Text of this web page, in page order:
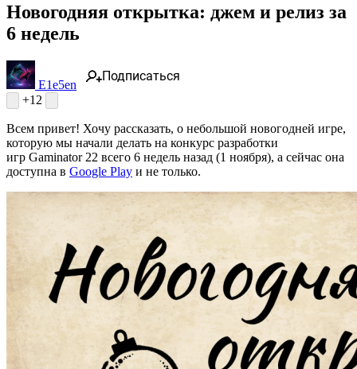
Новогодняя открытка: джем и релиз за
6 недель
E1e5en
Подписаться
+12
Всем привет! Хочу рассказать, о небольшой новогодней игре,
которую мы начали делать на конкурс разработки
игр Gaminator 22 всего 6 недель назад (1 ноября), а сейчас она
доступна в Google Play и не только.